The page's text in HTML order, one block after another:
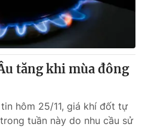
tăng khi mùa đông
hôm 25/11, giá khí đốt tự
tuần này do nhu cầu sử